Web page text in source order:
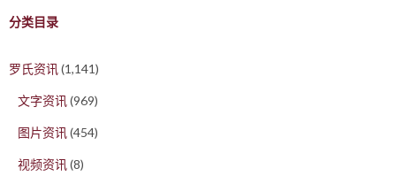
分类目录
罗氏资讯(1,141)
文字资讯(969)
图片资讯(454)
视频资讯(8)